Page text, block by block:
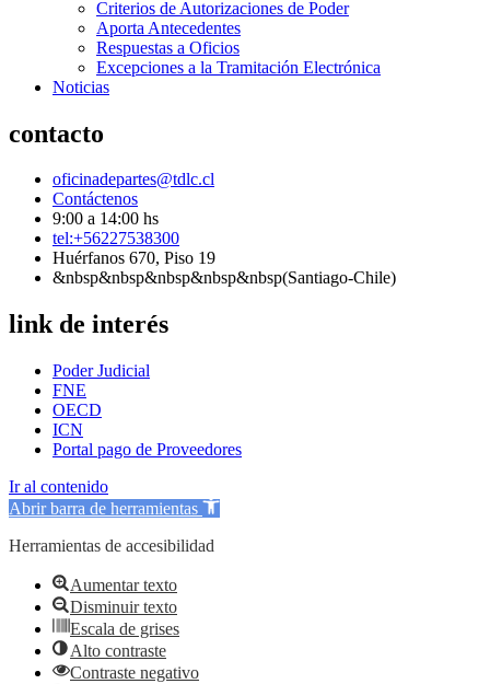
Criterios de Autorizaciones de Poder
Aporta Antecedentes
Respuestas a Oficios
Excepciones a la Tramitación Electrónica
Noticias
contacto
oficinadepartes@tdlc.cl
Contáctenos
9:00 a 14:00 hs
tel:+56227538300
Huérfanos 670, Piso 19
&nbsp&nbsp&nbsp&nbsp&nbsp(Santiago-Chile)
link de interés
Poder Judicial
FNE
OECD
ICN
Portal pago de Proveedores
Ir al contenido
Abrir barra de herramientas
Herramientas de accesibilidad
Aumentar texto
Disminuir texto
Escala de grises
Alto contraste
Contraste negativo